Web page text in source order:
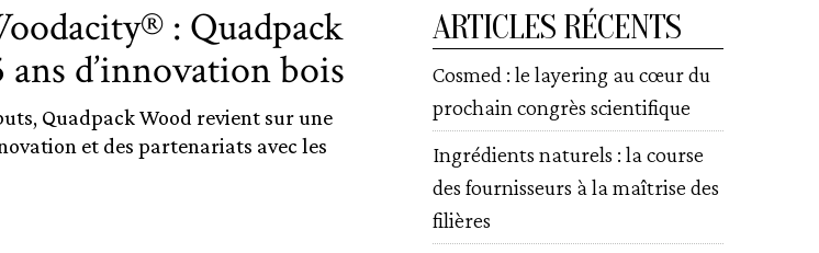
: Quadpack
d’innovation bois
Quadpack Wood revient sur une
et des partenariats avec les
ARTICLES RÉCENTS
Cosmed : le layering au cœur du
prochain congrès scientifique
Ingrédients naturels : la course
des fournisseurs à la maîtrise des
filières